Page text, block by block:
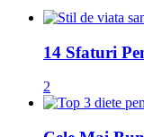
14 Sfaturi
2